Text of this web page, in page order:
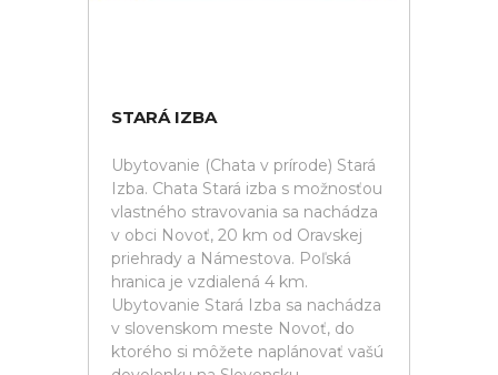
STARÁ IZBA
Ubytovanie (Chata v prírode) Stará
Izba. Chata Stará izba s možnosťou
vlastného stravovania sa nachádza
v obci Novoť, 20 km od Oravskej
priehrady a Námestova. Poľská
hranica je vzdialená 4 km.
Ubytovanie Stará Izba sa nachádza
v slovenskom meste Novoť, do
ktorého si môžete naplánovať vašú